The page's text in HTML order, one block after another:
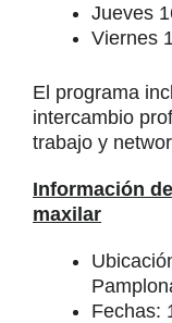
Jueves
Viernes
El programa
intercambio
trabajo y
Información
maxilar
Fechas: